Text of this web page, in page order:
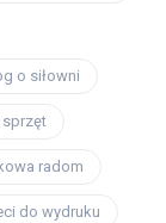
o siłowni
radom
do wydruku